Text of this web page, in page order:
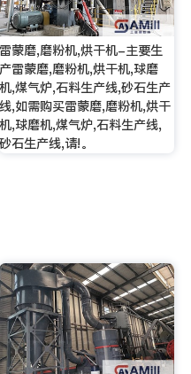
雷蒙磨,磨粉机,烘干机-主要生
产雷蒙磨,磨粉机,烘干机,球磨
机,煤气炉,石料生产线,砂石生产
线,如需购买雷蒙磨,磨粉机,烘干
机,球磨机,煤气炉,石料生产线,
砂石生产线,请!。